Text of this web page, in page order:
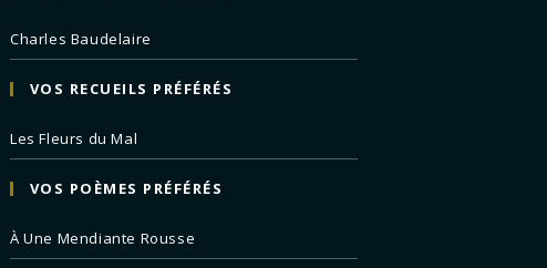
Charles Baudelaire
VOS RECUEILS PRÉFÉRÉS
Les Fleurs du Mal
VOS POÈMES PRÉFÉRÉS
À Une Mendiante Rousse